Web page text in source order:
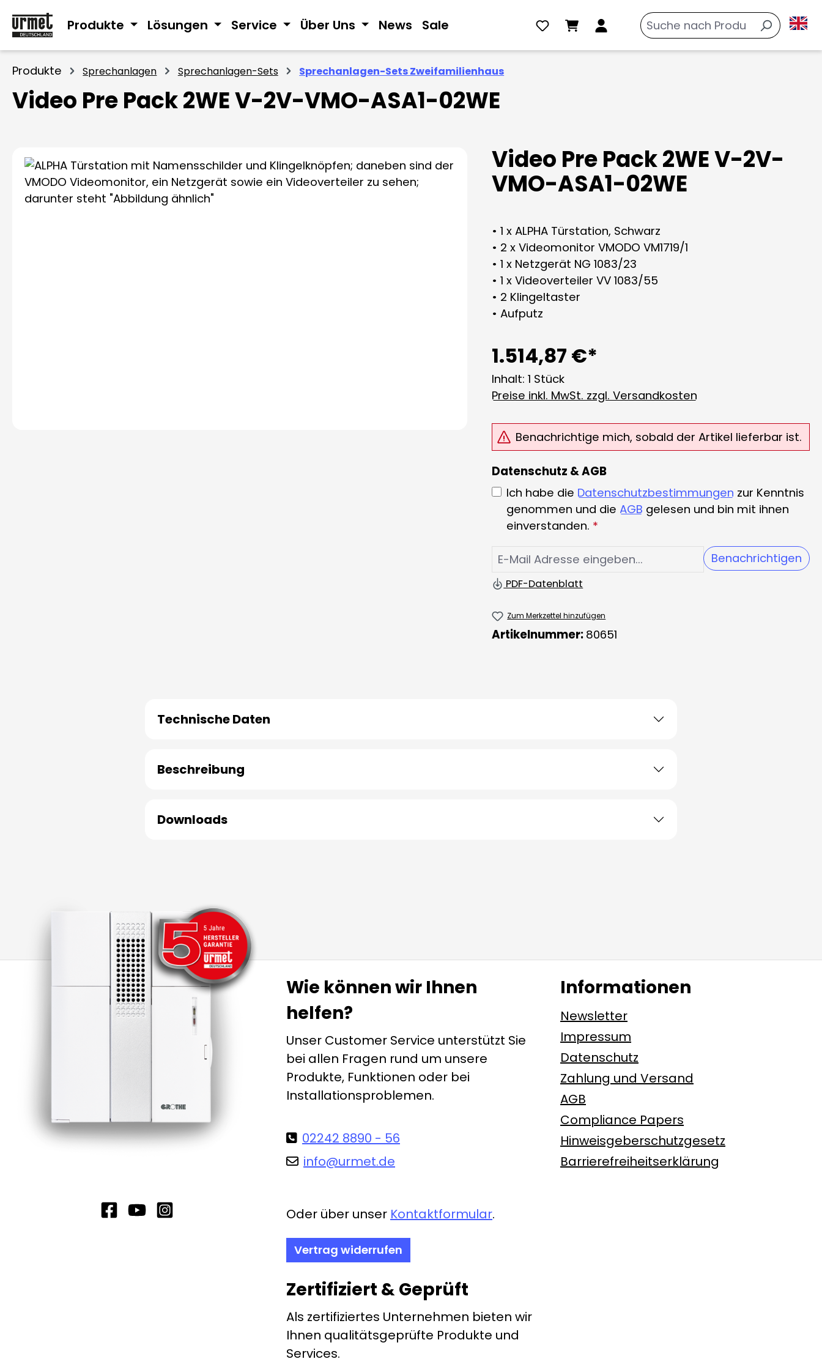
Hauptinhalt springen
Zur Suche springen
Zur Hauptnavigation springen
Produkte Lösungen Service Über Uns News Sale
Produkte Sprechanlagen Sprechanlagen-Sets Sprechanlagen-Sets Zweifamilienhaus
Video Pre Pack 2WE V-2V-VMO-ASA1-02WE
Bildergalerie überspringen Video Pre Pack 2WE V-2V-
VMO-ASA1-02WE
• 1 x ALPHA Türstation, Schwarz
• 2 x Videomonitor VMODO VM1719/1
• 1 x Netzgerät NG 1083/23
• 1 x Videoverteiler VV 1083/55
• 2 Klingeltaster
• Aufputz
1.514,87 €*
Inhalt: 1 Stück
Preise inkl. MwSt. zzgl. Versandkosten
Benachrichtige mich, sobald der Artikel lieferbar ist.
Datenschutz & AGB
Ich habe die Datenschutzbestimmungen zur Kenntnis
genommen und die AGB gelesen und bin mit ihnen
einverstanden. *
Benachrichtigen
PDF-Datenblatt
Zum Merkzettel hinzufügen
Artikelnummer: 80651
Technische Daten
Beschreibung
Downloads
Wie können wir Ihnen
helfen?
Unser Customer Service unterstützt Sie
bei allen Fragen rund um unsere
Produkte, Funktionen oder bei
Installationsproblemen.
02242 8890 - 56
info@urmet.de
Oder über unser Kontaktformular.
Vertrag widerrufen
Zertifiziert & Geprüft
Als zertifiziertes Unternehmen bieten wir
Ihnen qualitätsgeprüfte Produkte und
Services.
Informationen
Newsletter
Impressum
Datenschutz
Zahlung und Versand
AGB
Compliance Papers
Hinweisgeberschutzgesetz
Barrierefreiheitserklärung